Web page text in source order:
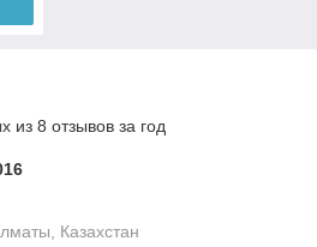
из 8 отзывов за год
Казахстан